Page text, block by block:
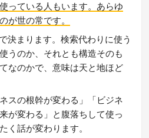
っている人もいます。あらゆ
が世の常です。
決まります。検索代わりに使う
うのか、それとも構造そのも
なのかで、意味は天と地ほど
スの根幹が変わる」「ビジネ
が変わる」と腹落ちして使っ
く話が変わります。